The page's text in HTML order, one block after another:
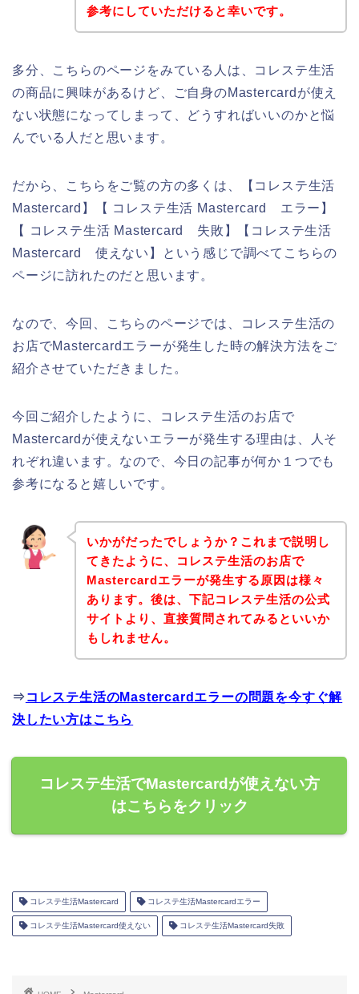
参考にしていただけると幸いです。
多分、こちらのページをみている人は、コレステ生活
の商品に興味があるけど、ご自身のMastercardが使え
ない状態になってしまって、どうすればいいのかと悩
んでいる人だと思います。
だから、こちらをご覧の方の多くは、【コレステ生活
Mastercard】【 コレステ生活 Mastercard エラー】
【 コレステ生活 Mastercard 失敗】【コレステ生活
Mastercard 使えない】という感じで調べてこちらの
ページに訪れたのだと思います。
なので、今回、こちらのページでは、コレステ生活の
お店でMastercardエラーが発生した時の解決方法をご
紹介させていただきました。
今回ご紹介したように、コレステ生活のお店で
Mastercardが使えないエラーが発生する理由は、人そ
れぞれ違います。なので、今日の記事が何か１つでも
参考になると嬉しいです。
いかがだったでしょうか？これまで説明し
てきたように、コレステ生活のお店で
Mastercardエラーが発生する原因は様々
あります。後は、下記コレステ生活の公式
サイトより、直接質問されてみるといいか
もしれません。
⇒ コレステ生活のMastercardエラーの問題を今すぐ解
決したい方はこちら
コレステ生活でMastercardが使えない方
はこちらをクリック
コレステ生活Mastercard コレステ生活Mastercardエラー
コレステ生活Mastercard使えない コレステ生活Mastercard失敗